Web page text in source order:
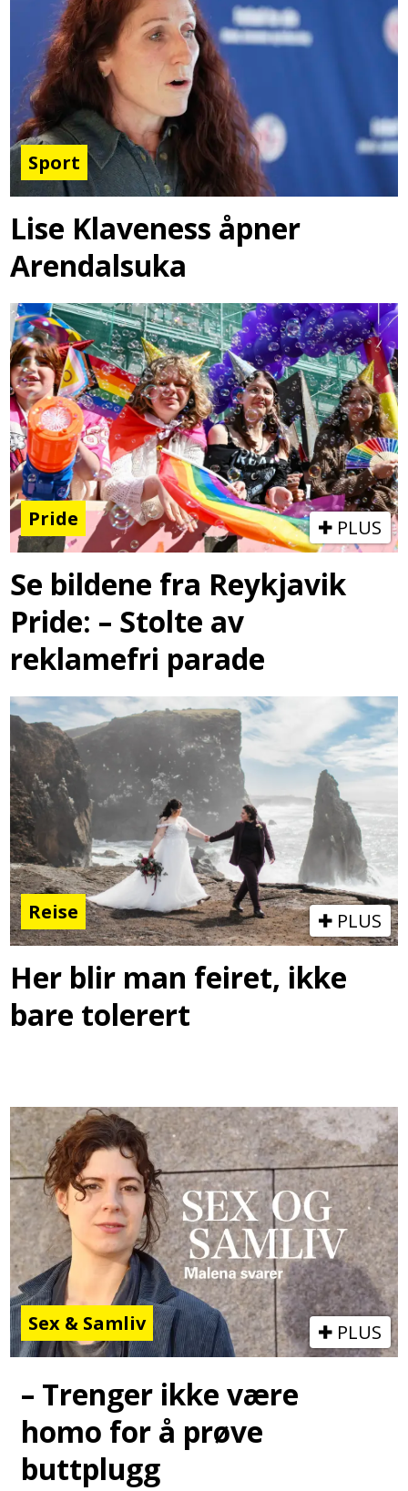
Sport
Lise Klaveness åpner
Arendalsuka
Pride PLUS
Se bildene fra Reykjavik
Pride: – Stolte av
reklamefri parade
Reise PLUS
Her blir man feiret, ikke
bare tolerert
Sex & Samliv PLUS
– Trenger ikke være
homo for å prøve
buttplugg